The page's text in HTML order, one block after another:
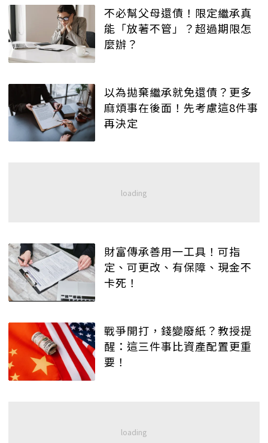
不必幫父母還債！限定繼承真
能「放著不管」？超過期限怎
麼辦？
以為拋棄繼承就免還債？更多
麻煩事在後面！先考慮這8件事
再決定
財富傳承善用一工具！可指
定、可更改、有保障、現金不
卡死！
戰爭開打，錢變廢紙？教授提
醒：這三件事比資產配置更重
要！